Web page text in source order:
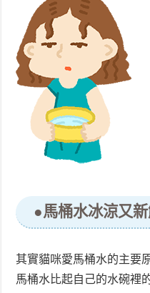
●馬桶水冰涼又
其實貓咪愛馬桶水的主要
馬桶水比起自己的水碗裡